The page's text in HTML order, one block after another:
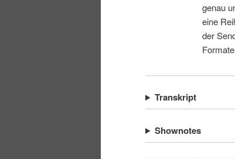
genau
eine
der
Transkript
Shownotes